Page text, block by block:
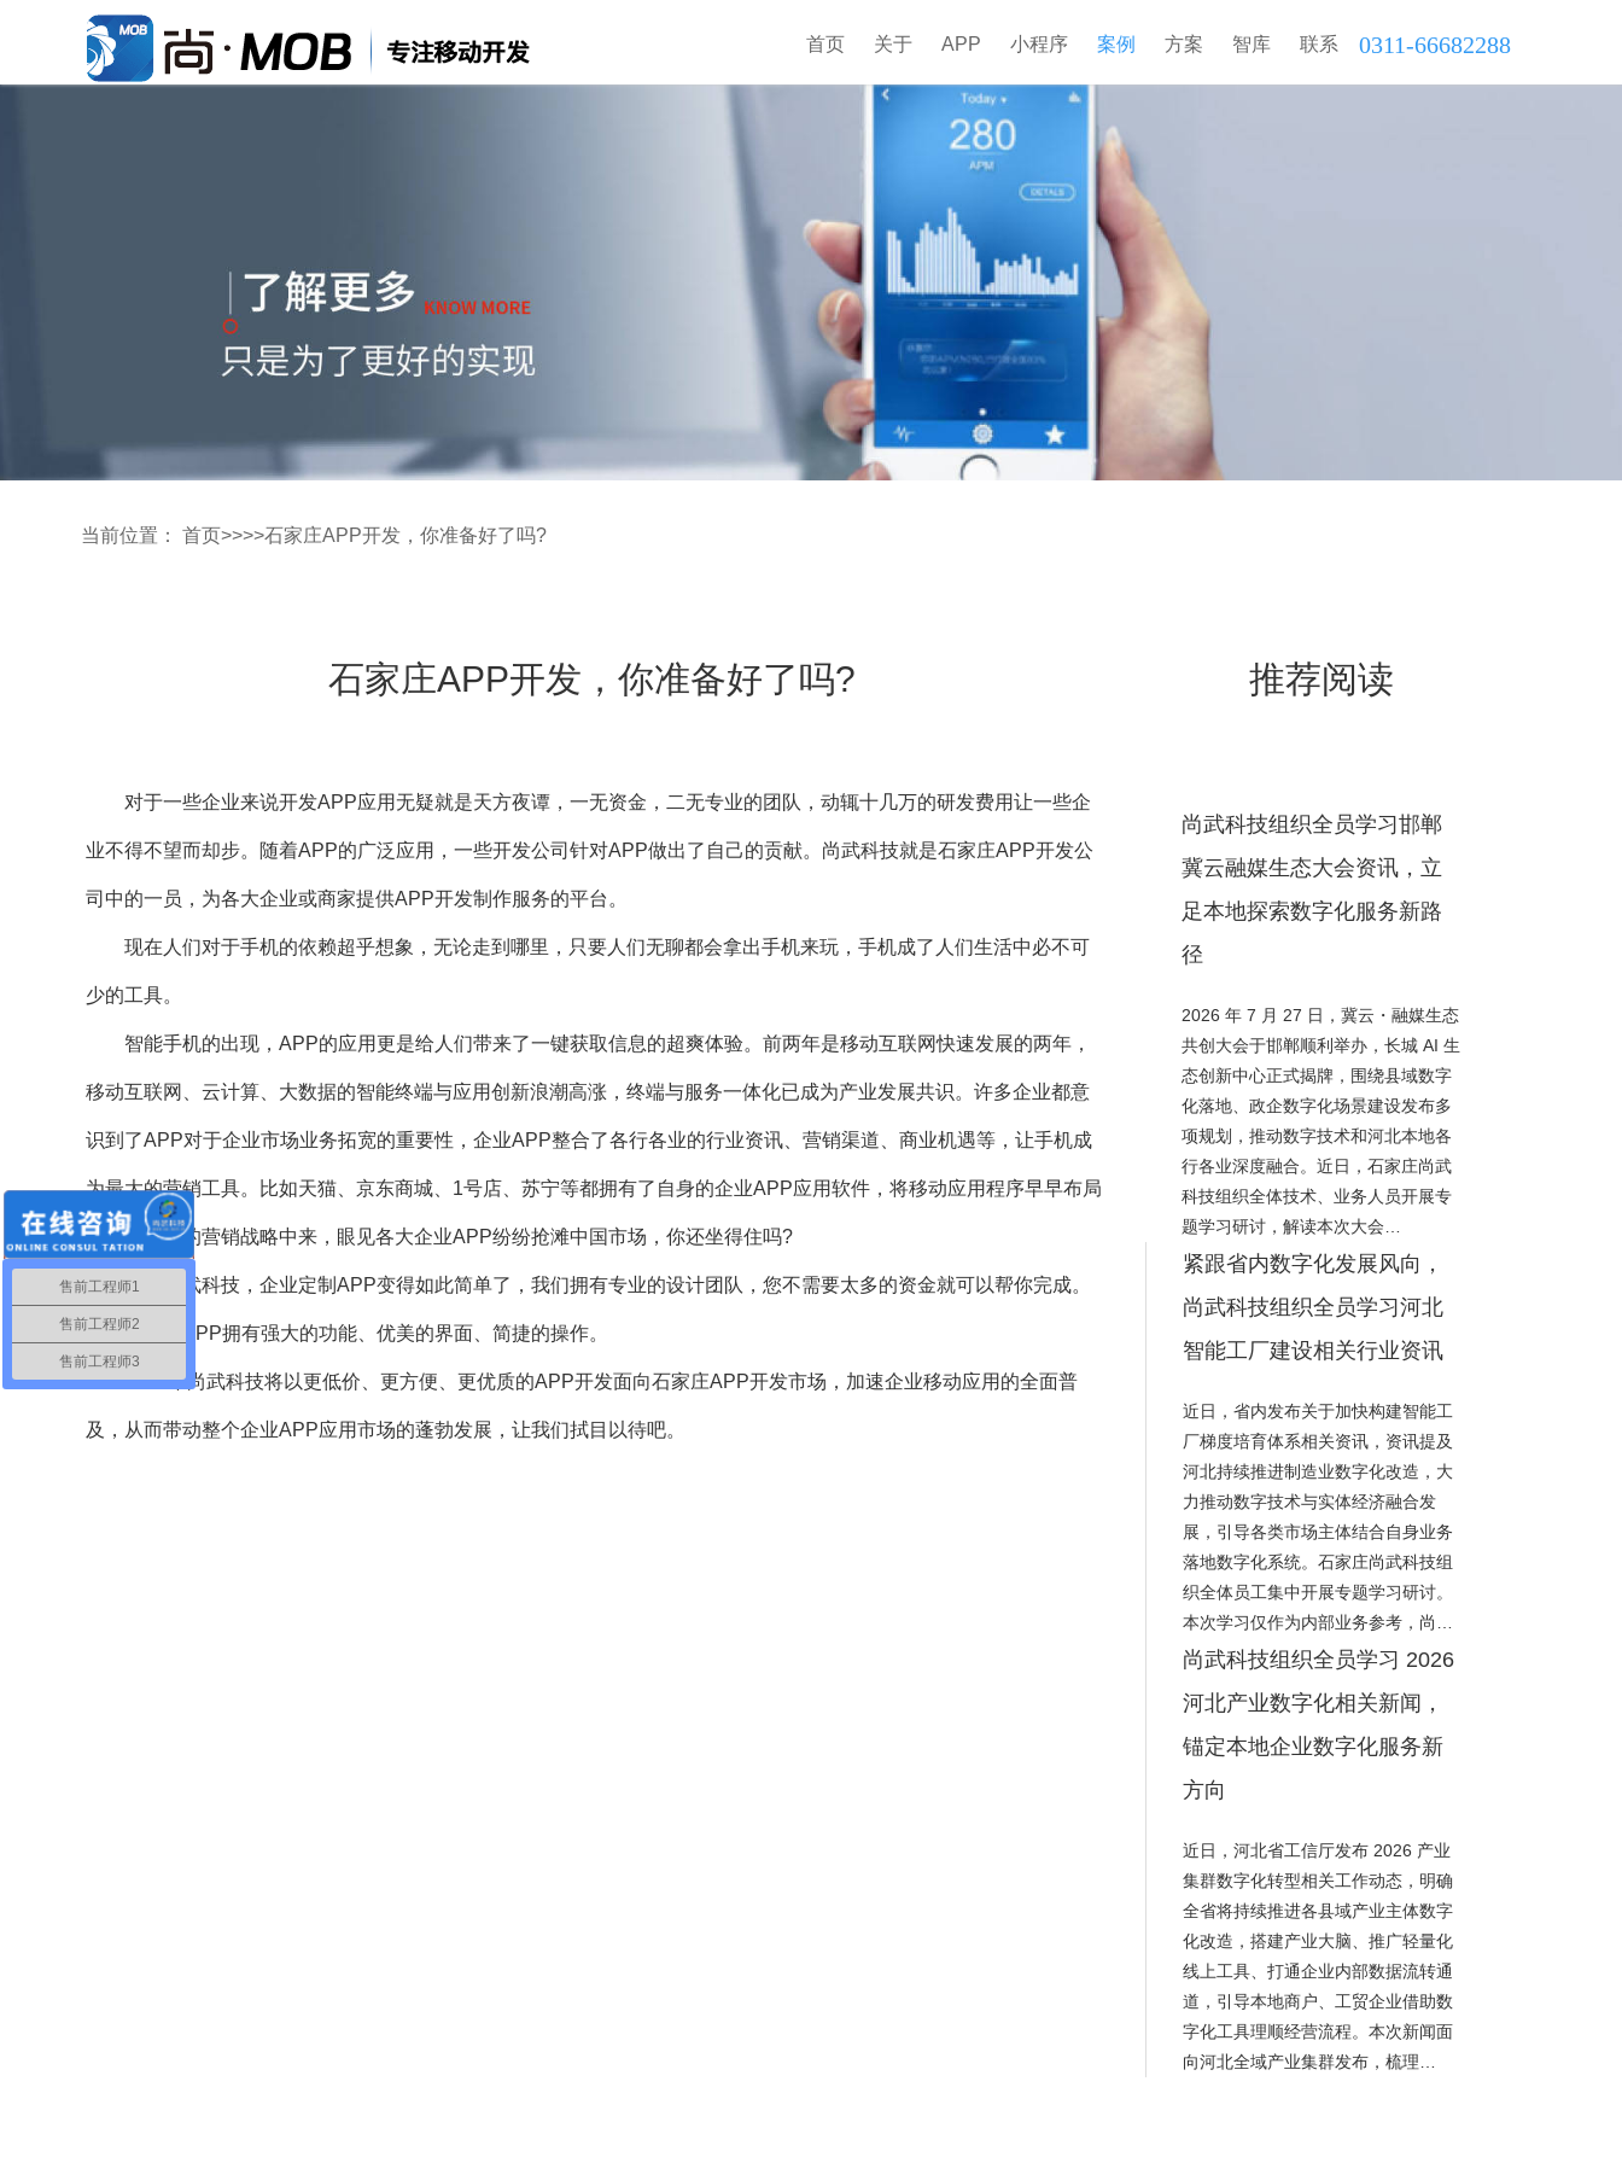
首页 关于 APP 小程序 案例 方案 智库 联系 0311-66682288
当前位置：首页>>>>石家庄APP开发，你准备好了吗?
石家庄APP开发，你准备好了吗?
对于一些企业来说开发APP应用无疑就是天方夜谭，一无资金，二无专业的团队，动辄十几万的研发费用让一些企
业不得不望而却步。随着APP的广泛应用，一些开发公司针对APP做出了自己的贡献。尚武科技就是石家庄APP开发公
司 中的一员，为各大企业或商家提供APP开发制作服务的平台。
现在人们对于手机的依赖超乎想象，无论走到哪里，只要人们无聊都会拿出手机来玩，手机成了人们生活中必不可
少的工具。
智能手机的出现，APP的应用更是给人们带来了一键获取信息的超爽体验。前两年是移动互联网快速发展的两年，
移动互联网、云计算、大数据的智能终端与应用创新浪潮高涨，终端与服务一体化已成为产业发展共识。许多企业都意
识到了APP对于企业市场业务拓宽的重要性，企业APP整合了各行各业的行业资讯、营销渠道、商业机遇等，让手机成
为最大的营销工具。比如天猫、京东商城、1号店、苏宁等都拥有了自身的企业APP应用软件，将移动应用程序早早布局
到企业未来的营销战略中来，眼见各大企业APP纷纷抢滩中国市场，你还坐得住吗?
走进尚武科技，企业定制APP变得如此简单了，我们拥有专业的设计团队，您不需要太多的资金就可以帮你完成。
让您企业的APP拥有强大的功能、优美的界面、简捷的操作。
2016年尚武科技将以更低价、更方便、更优质的APP开发面向石家庄APP开发市场，加速企业移动应用的全面普
及，从而带动整个企业APP应用市场的蓬勃发展，让我们拭目以待吧。
推荐阅读
尚武科技组织全员学习邯郸
冀云融媒生态大会资讯，立
足本地探索数字化服务新路
径
2026 年 7 月 27 日，冀云・融媒生态
共创大会于邯郸顺利举办，长城 AI 生
态创新中心正式揭牌，围绕县域数字
化落地、政企数字化场景建设发布多
项规划，推动数字技术和河北本地各
行各业深度融合。近日，石家庄尚武
科技组织全体技术、业务人员开展专
题学习研讨，解读本次大会…
紧跟省内数字化发展风向，
尚武科技组织全员学习河北
智能工厂建设相关行业资讯
近日，省内发布关于加快构建智能工
厂梯度培育体系相关资讯，资讯提及
河北持续推进制造业数字化改造，大
力推动数字技术与实体经济融合发
展，引导各类市场主体结合自身业务
落地数字化系统。石家庄尚武科技组
织全体员工集中开展专题学习研讨。
本次学习仅作为内部业务参考，尚…
尚武科技组织全员学习 2026
河北产业数字化相关新闻，
锚定本地企业数字化服务新
方向
近日，河北省工信厅发布 2026 产业
集群数字化转型相关工作动态，明确
全省将持续推进各县域产业主体数字
化改造，搭建产业大脑、推广轻量化
线上工具、打通企业内部数据流转通
道，引导本地商户、工贸企业借助数
字化工具理顺经营流程。本次新闻面
向河北全域产业集群发布，梳理…
售前工程师1
售前工程师2
售前工程师3